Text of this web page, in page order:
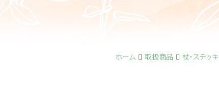
ホーム 取扱商品 杖・ステッキ